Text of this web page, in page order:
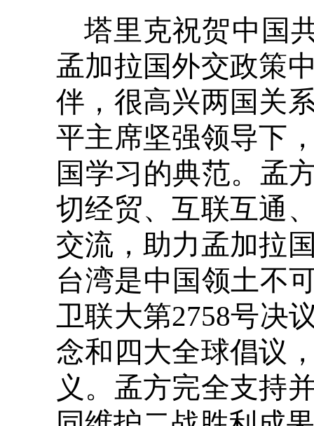
塔里克祝贺中国
孟加拉国外交政策
伴，很高兴两国关
平主席坚强领导下
国学习的典范。孟
切经贸、互联互通
交流，助力孟加拉
台湾是中国领土不
卫联大第2758号决
念和四大全球倡议
义。孟方完全支持